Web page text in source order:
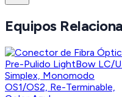
Equipos